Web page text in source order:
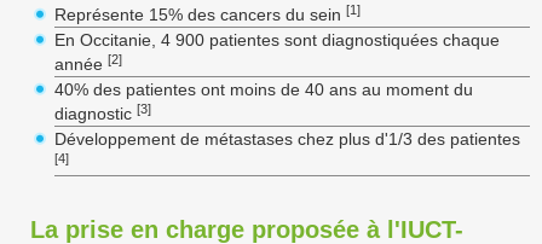
Représente 15% des cancers du sein [1]
En Occitanie, 4 900 patientes sont diagnostiquées chaque
année [2]
40% des patientes ont moins de 40 ans au moment du
diagnostic [3]
Développement de métastases chez plus d'1/3 des patientes
[4]
La prise en charge proposée à l'IUCT-